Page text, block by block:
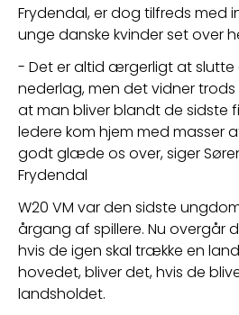
Frydendal, er dog tilfreds med
unge danske kvinder set over
- Det er altid ærgerligt at slutte
nederlag, men det vidner
at man bliver blandt de sidste
ledere kom hjem med masser
godt glæde os over, siger
Frydendal
W20 VM var den sidste
årgang af spillere. Nu overgår
hvis de igen skal trække en
hovedet, bliver det, hvis de
landsholdet.